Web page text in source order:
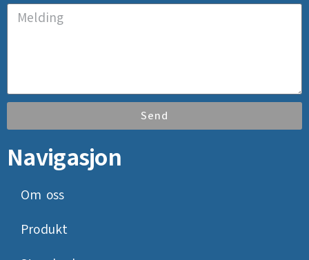
Send
Navigasjon
Om oss
Produkt